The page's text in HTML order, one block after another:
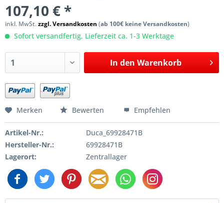
107,10 € *
inkl. MwSt.zzgl. Versandkosten (ab 100€ keine Versandkosten)
Sofort versandfertig, Lieferzeit ca. 1-3 Werktage
In den Warenkorb
Merken Bewerten Empfehlen
Artikel-Nr.:
Duca_69928471B
Hersteller-Nr.:
69928471B
Lagerort:
Zentrallager